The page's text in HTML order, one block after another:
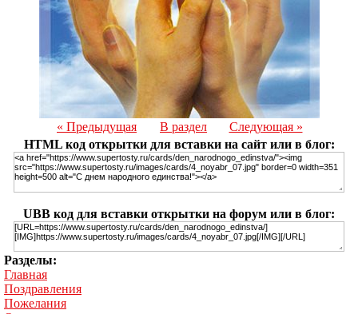
« Предыдущая В раздел
Следующая »
HTML код открытки для вставки на сайт или в блог:
UBB код для вставки открытки на форум или в блог:
Разделы:
Главная
Поздравления
Пожелания